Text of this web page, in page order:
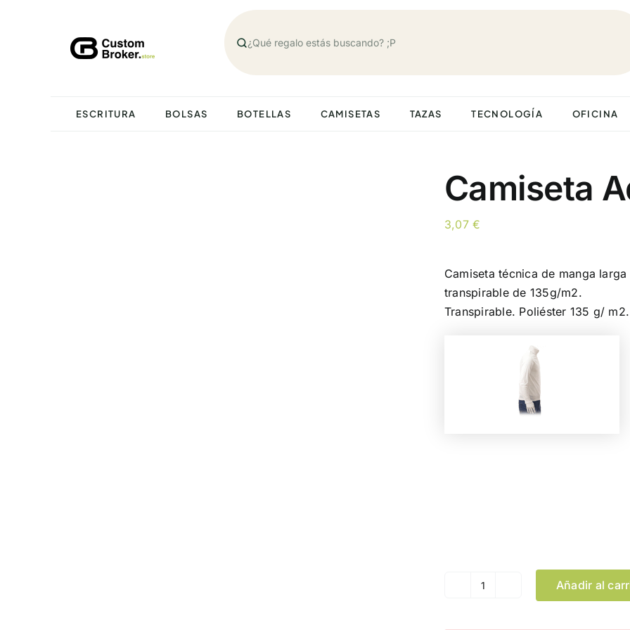
ESCRITURA BOLSAS BOTELLAS CAMISETAS TAZAS TECNOLOGÍA OFICINA
Camiseta
3,07€
Camiseta técnica de manga
transpirable de 135g/m2.
Transpirable. Poliéster 135 g/ m2.
Camiseta
Añadir al